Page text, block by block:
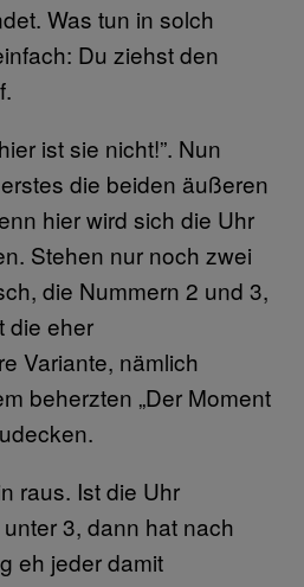
Was tun in solch
Du ziehst den
ist sie nicht!”. Nun
die beiden äußeren
hier wird sich die Uhr
Stehen nur noch zwei
die Nummern 2 und 3,
die eher
Variante, nämlich
beherzten „Der Moment
raus. Ist die Uhr
3, dann hat nach
eh jeder damit